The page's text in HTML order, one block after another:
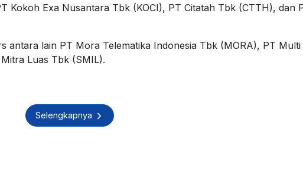
Kokoh Exa Nusantara Tbk (KOCI), PT Citatah Tbk (CTTH), dan
antara lain PT Mora Telematika Indonesia Tbk (MORA), PT Multi
Luas Tbk (SMIL).
Selengkapnya